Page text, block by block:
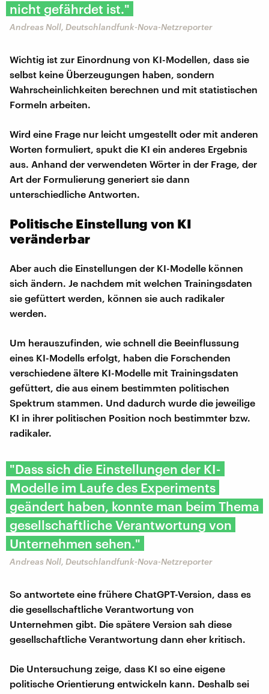
nicht gefährdet ist."
Andreas Noll, Deutschlandfunk-Nova-Netzreporter
Wichtig ist zur Einordnung von KI-Modellen, dass sie
selbst keine Überzeugungen haben, sondern
Wahrscheinlichkeiten berechnen und mit statistischen
Formeln arbeiten.
Wird eine Frage nur leicht umgestellt oder mit anderen
Worten formuliert, spukt die KI ein anderes Ergebnis
aus. Anhand der verwendeten Wörter in der Frage, der
Art der Formulierung generiert sie dann
unterschiedliche Antworten.
Politische Einstellung von KI
veränderbar
Aber auch die Einstellungen der KI-Modelle können
sich ändern. Je nachdem mit welchen Trainingsdaten
sie gefüttert werden, können sie auch radikaler
werden.
Um herauszufinden, wie schnell die Beeinflussung
eines KI-Modells erfolgt, haben die Forschenden
verschiedene ältere KI-Modelle mit Trainingsdaten
gefüttert, die aus einem bestimmten politischen
Spektrum stammen. Und dadurch wurde die jeweilige
KI in ihrer politischen Position noch bestimmter bzw.
radikaler.
"Dass sich die Einstellungen der KI-
Modelle im Laufe des Experiments
geändert haben, konnte man beim Thema
gesellschaftliche Verantwortung von
Unternehmen sehen."
Andreas Noll, Deutschlandfunk-Nova-Netzreporter
So antwortete eine frühere ChatGPT-Version, dass es
die gesellschaftliche Verantwortung von
Unternehmen gibt. Die spätere Version sah diese
gesellschaftliche Verantwortung dann eher kritisch.
Die Untersuchung zeige, dass KI so eine eigene
politische Orientierung entwickeln kann. Deshalb sei